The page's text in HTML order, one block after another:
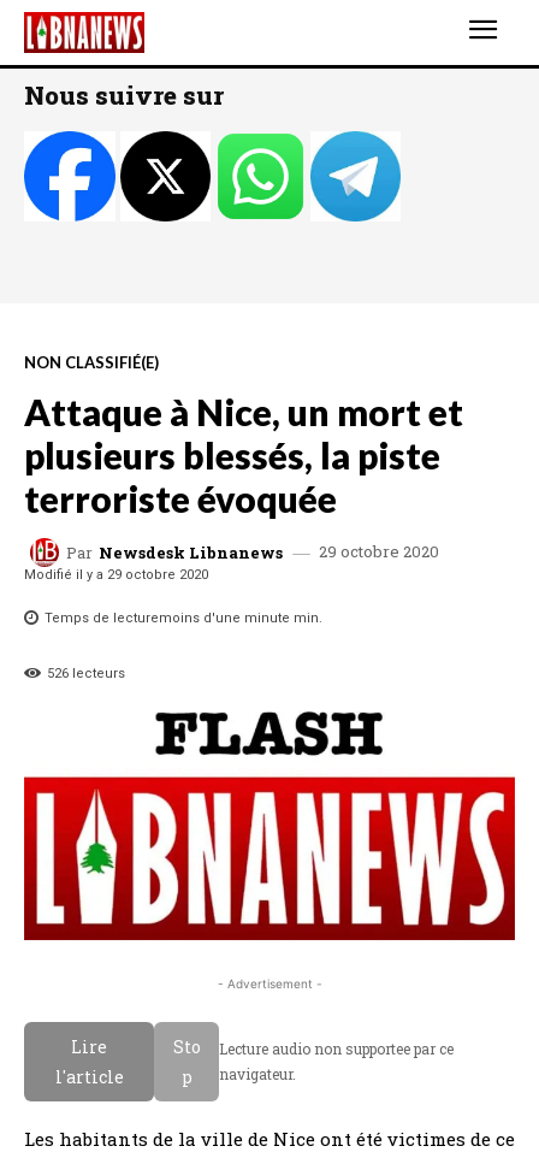
Nous suivre sur
NON CLASSIFIÉ(E)
Attaque à Nice, un mort et
plusieurs blessés, la piste
terroriste évoquée
Par Newsdesk Libnanews 29 octobre 2020
Modifié il y a 29 octobre 2020
Temps de lecturemoins d'une minute min.
526 lecteurs
- Advertisement -
Lire
l'article
Sto
p
Lecture audio non supportee par ce
navigateur.
Les habitants de la ville de Nice ont été victimes de ce